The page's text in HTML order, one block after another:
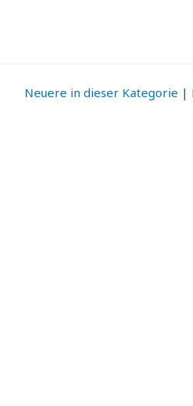
Neuere in dieser Kategorie |